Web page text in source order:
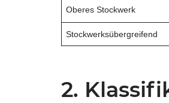
Oberes Stockwerk
Stockwerksübergreifend
2.